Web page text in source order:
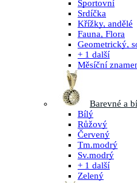
Sportovní
Srdíčka
Křížky, andělé
Fauna, Flora
Geometrický,
+ 1 další
Měsíční
Barevné a
Bílý
Růžový
Červený
Tm.modrý
Sv.modrý
+ 1 další
Zelený